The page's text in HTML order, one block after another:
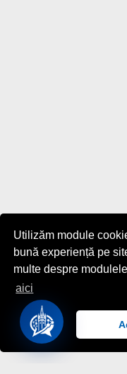
Utilizăm module
bună experiență pe
multe despre
aici